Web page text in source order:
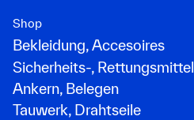
Shop
Bekleidung, Accesoires
Sicherheits-, Rettungsmittel
Ankern, Belegen
Tauwerk, Drahtseile